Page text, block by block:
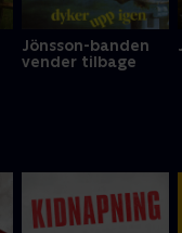
Jönsson-banden
vender tilbage